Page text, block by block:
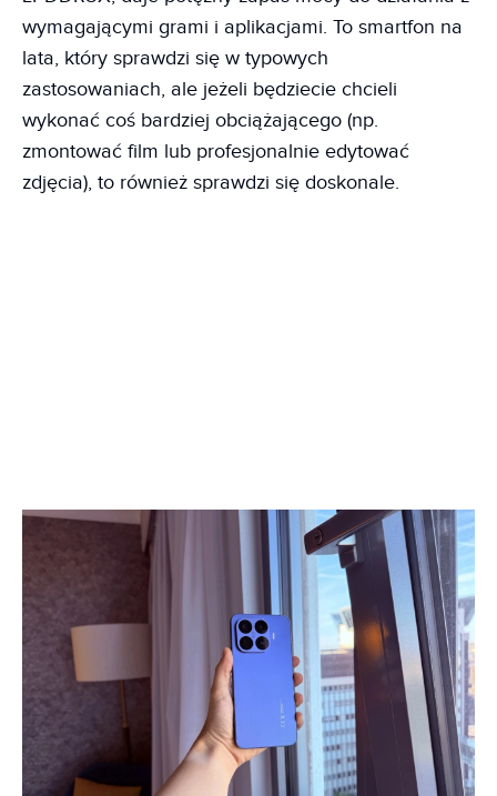
wymagającymi grami i aplikacjami. To smartfon na
lata, który sprawdzi się w typowych
zastosowaniach, ale jeżeli będziecie chcieli
wykonać coś bardziej obciążającego (np.
zmontować film lub profesjonalnie edytować
zdjęcia), to również sprawdzi się doskonale.